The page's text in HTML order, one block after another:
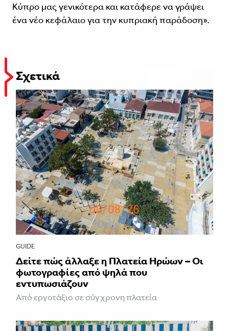
Κύπρο μας γενικότερα και κατάφερε να γράψει
ένα νέο κεφάλαιο για την κυπριακή παράδοση».
Σχετικά
GUIDE
Δείτε πώς άλλαξε η Πλατεία Ηρώων – Οι
φωτογραφίες από ψηλά που
εντυπωσιάζουν
Από εργοτάξιο σε σύγχρονη πλατεία